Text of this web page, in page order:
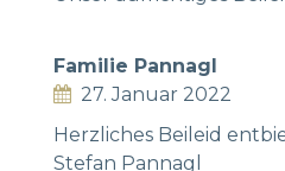
Familie Pannagl
27. Januar 2022
Herzliches Beileid
Stefan Pannagl